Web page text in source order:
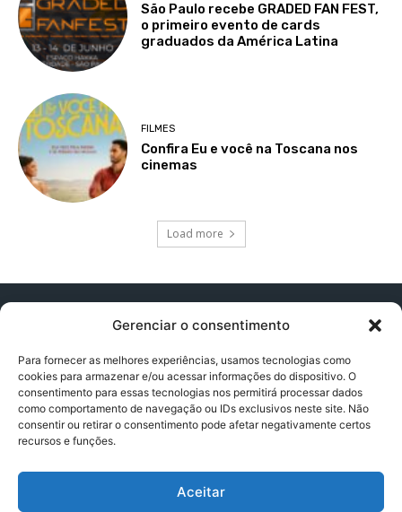
Gerenciar o consentimento
Para fornecer as melhores experiências, usamos tecnologias como
cookies para armazenar e/ou acessar informações do dispositivo. O
consentimento para essas tecnologias nos permitirá processar dados
como comportamento de navegação ou IDs exclusivos neste site. Não
consentir ou retirar o consentimento pode afetar negativamente certos
recursos e funções.
Aceitar
São Paulo recebe GRADED FAN FEST,
o primeiro evento de cards
graduados da América Latina
FILMES
Confira Eu e você na Toscana nos
cinemas
Load more
Contato:contatopapogeek@gmail.com
Política de Privacidade